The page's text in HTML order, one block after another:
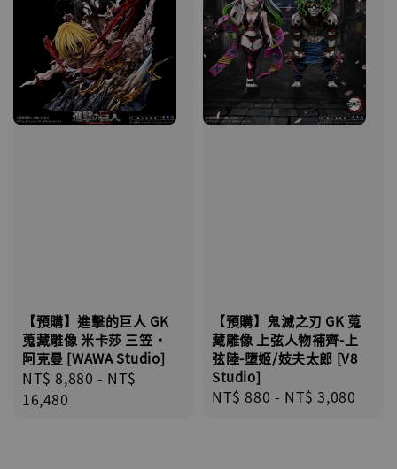
【預購】進擊的巨人 GK
蒐藏雕像 米卡莎 三笠·
阿克曼 [WAWA Studio]
Regular
price
NT$ 8,880 - NT$
16,480
【預購】鬼滅之刃 GK 蒐
藏雕像 上弦人物補齊-上
弦陸-墮姬/妓夫太郎 [V8
Studio]
Regular
NT$ 880 - NT$ 3,080